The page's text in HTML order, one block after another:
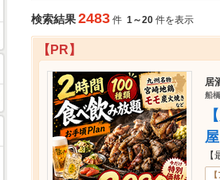
検索結果2483 件 1～20 件を表示
【PR】
居
船